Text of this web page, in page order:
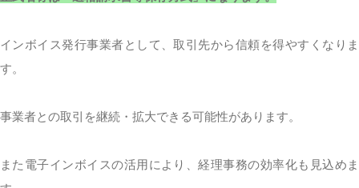
インボイス発行事業者として、取引先から信頼を得やすくなりま
す。
事業者との取引を継続・拡大できる可能性があります。
また電子インボイスの活用により、経理事務の効率化も見込めま